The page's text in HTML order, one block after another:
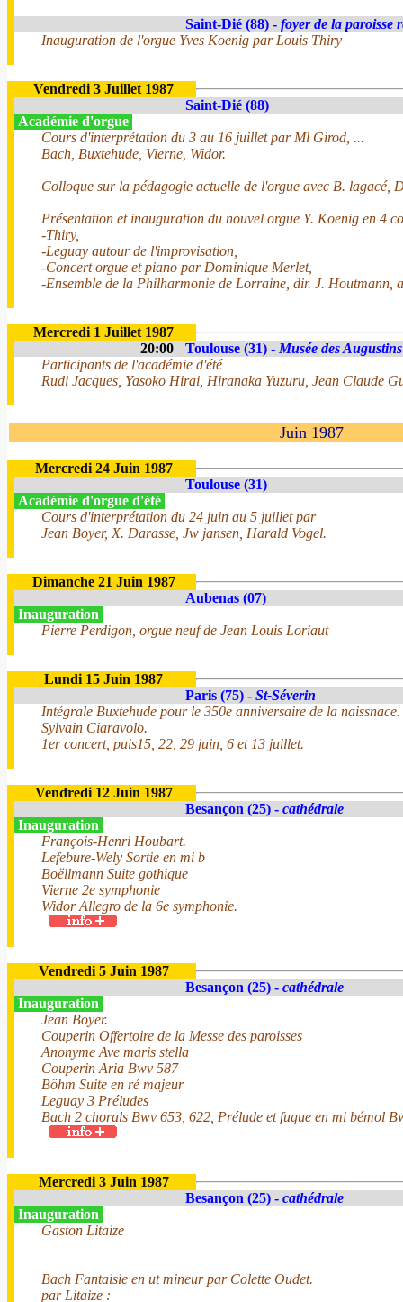
Saint-Dié (88) - foyer de la paroisse
Inauguration de l'orgue Yves Koenig par Louis Thiry
Vendredi 3 Juillet 1987
Saint-Dié (88)
Académie d'orgue
Cours d'interprétation du 3 au 16 juillet par Ml Girod, ...
Bach, Buxtehude, Vierne, Widor.
Colloque sur la pédagogie actuelle de l'orgue avec B. lagacé,
Présentation et inauguration du nouvel orgue Y. Koenig en 4
-Thiry,
-Leguay autour de l'improvisation,
-Concert orgue et piano par Dominique Merlet,
-Ensemble de la Philharmonie de Lorraine, dir. J. Houtmann,
Mercredi 1 Juillet 1987
20:00
Toulouse (31) - Musée des Augustins
Participants de l'académie d'été
Rudi Jacques, Yasoko Hirai, Hiranaka Yuzuru, Jean Claude
Juin 1987
Mercredi 24 Juin 1987
Toulouse (31)
Académie d'orgue d'été
Cours d'interprétation du 24 juin au 5 juillet par
Jean Boyer, X. Darasse, Jw jansen, Harald Vogel.
Dimanche 21 Juin 1987
Aubenas (07)
Inauguration
Pierre Perdigon, orgue neuf de Jean Louis Loriaut
Lundi 15 Juin 1987
Paris (75) - St-Séverin
Intégrale Buxtehude pour le 350e anniversaire de la naissnace.
Sylvain Ciaravolo.
1er concert, puis15, 22, 29 juin, 6 et 13 juillet.
Vendredi 12 Juin 1987
Besançon (25) - cathédrale
Inauguration
François-Henri Houbart.
Lefebure-Wely Sortie en mi b
Boëllmann Suite gothique
Vierne 2e symphonie
Widor Allegro de la 6e symphonie.
Vendredi 5 Juin 1987
Besançon (25) - cathédrale
Inauguration
Jean Boyer.
Couperin Offertoire de la Messe des paroisses
Anonyme Ave maris stella
Couperin Aria Bwv 587
Böhm Suite en ré majeur
Leguay 3 Préludes
Bach 2 chorals Bwv 653, 622, Prélude et fugue en mi bémol
Mercredi 3 Juin 1987
Besançon (25) - cathédrale
Inauguration
Gaston Litaize
Bach Fantaisie en ut mineur par Colette Oudet.
par Litaize :